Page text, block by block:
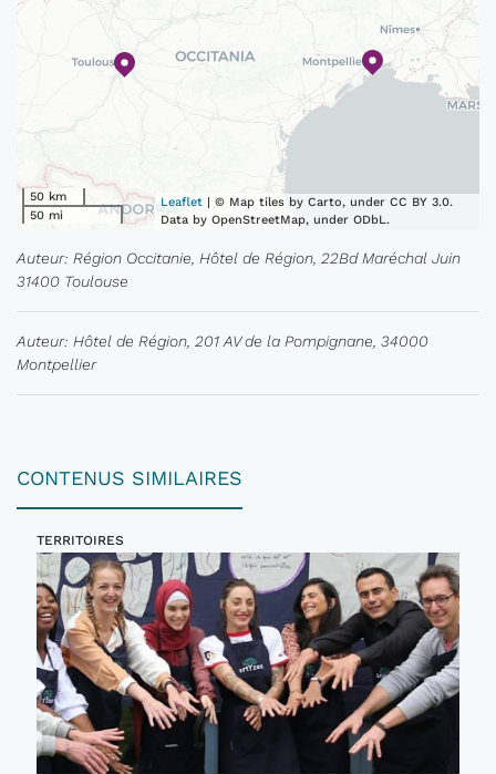
50 km
50 mi
Leaflet | © Map tiles by Carto, under CC BY 3.0.
Data by OpenStreetMap, under ODbL.
Auteur: Région Occitanie, Hôtel de Région, 22Bd Maréchal Juin
31400 Toulouse
Auteur: Hôtel de Région, 201 AV de la Pompignane, 34000
Montpellier
CONTENUS SIMILAIRES
TERRITOIRES